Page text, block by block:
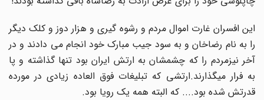
این افسران غارت اموال مردم و رشوه گیری و هزار دوز و کلک دیگر
را به نام رضاخان و به سود جیب مبارک خود انجام می دادند و در
آخر نیزمردم را که چشمشان به ارتش ایران بود تنها گذاشته و پا
به فرار میگذارند.ارتشی که تبلیغات فوق العاده زیادی در مورده
قدرتش شده بود.... که البته همه یک رویا بود.